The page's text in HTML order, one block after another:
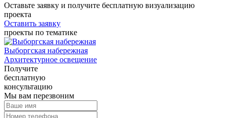
Оставьте заявку и получите бесплатную визуализацию
проекта
Оставить заявку
проекты по тематике
Выборгская набережная
Архитектурное освещение
Получите
бесплатную
консультацию
Мы вам перезвоним